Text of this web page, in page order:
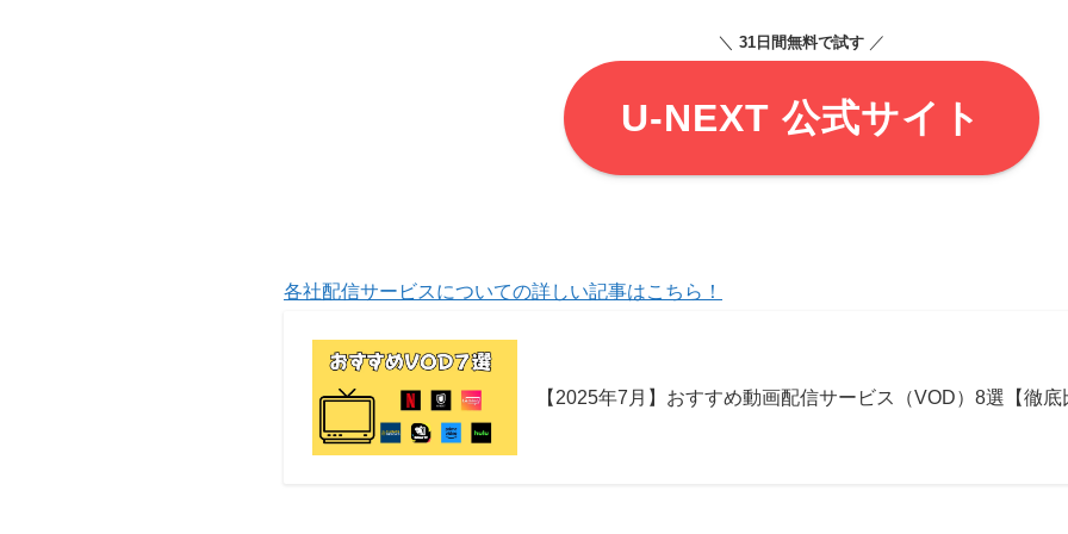
＼ 31日間無料で試す／
U-NEXT 公式サイト
各社配信サービスについての詳しい記事はこちら！
【2025年7月】おすすめ動画配信サービス（VOD）8選【徹底